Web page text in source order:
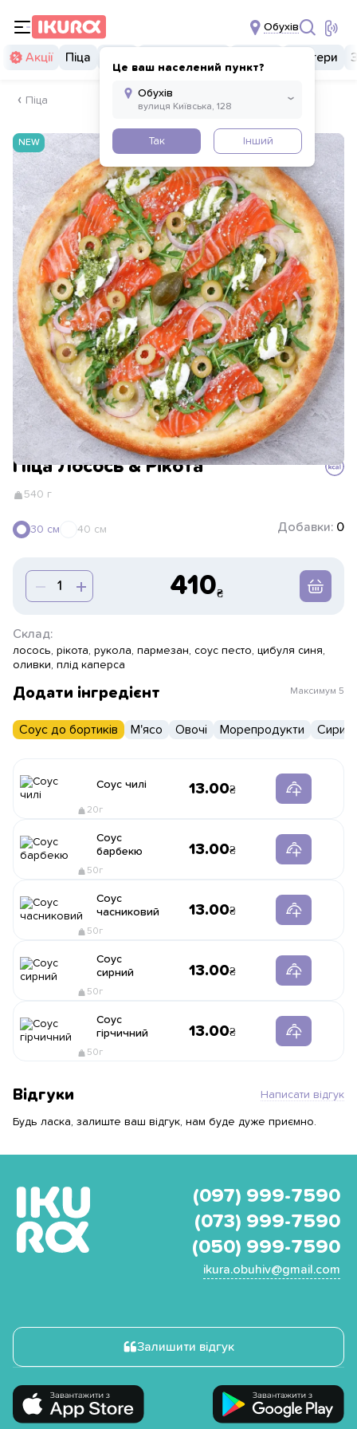
Обухів
Це ваш населений пункт?
Так Інший
Акції Піца Бургери
Піца
NEW
Піца Лосось & Рікота
540 г
30 см 40 см Добавки: 0
410
Склад:
лосось, рікота, рукола, пармезан, соус песто, цибуля синя,
оливки, плід каперса
Додати інгредієнт Максимум 5
Соус до бортиків М'ясо Овочі Морепродукти Сири
Соус чилі
20г
13.00
Соус
барбекю
50г
13.00
Соус
часниковий
50г
13.00
Соус
сирний
50г
13.00
Соус
гірчичний
50г
13.00
Відгуки Написати відгук
Будь ласка, залиште ваш відгук, нам буде дуже приємно.
(097) 999-7590
(073) 999-7590
(050) 999-7590
ikura.obuhiv@gmail.com
Залишити відгук